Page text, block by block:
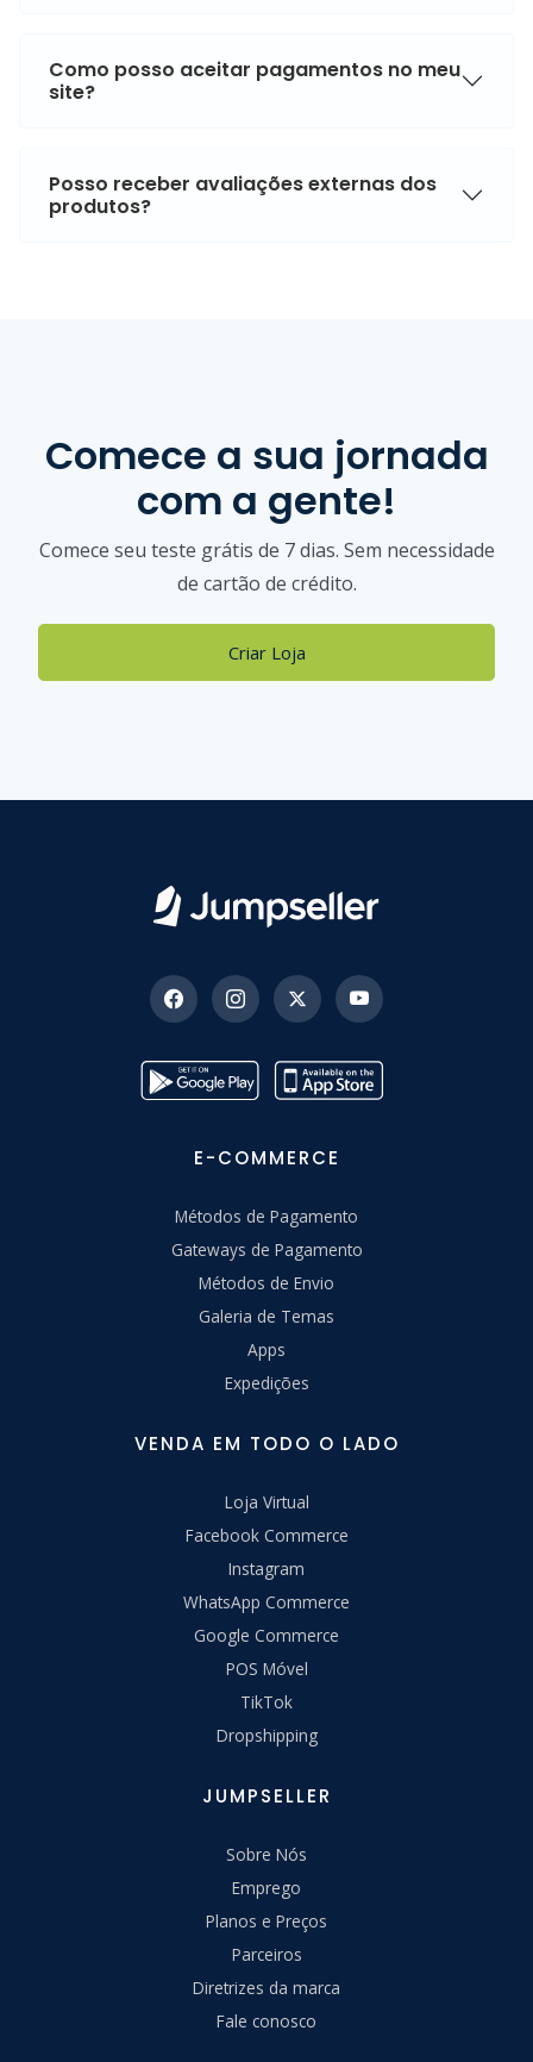
Como posso aceitar pagamentos no meu
site?
Posso receber avaliações externas dos
produtos?
Comece a sua jornada
com a gente!
Comece seu teste grátis de 7 dias. Sem necessidade
de cartão de crédito.
Criar Loja
E-COMMERCE
Métodos de Pagamento
Gateways de Pagamento
Métodos de Envio
Galeria de Temas
Apps
Expedições
VENDA EM TODO O LADO
Loja Virtual
Facebook Commerce
Instagram
WhatsApp Commerce
Google Commerce
POS Móvel
TikTok
Dropshipping
JUMPSELLER
Sobre Nós
Emprego
Planos e Preços
Parceiros
Diretrizes da marca
Fale conosco